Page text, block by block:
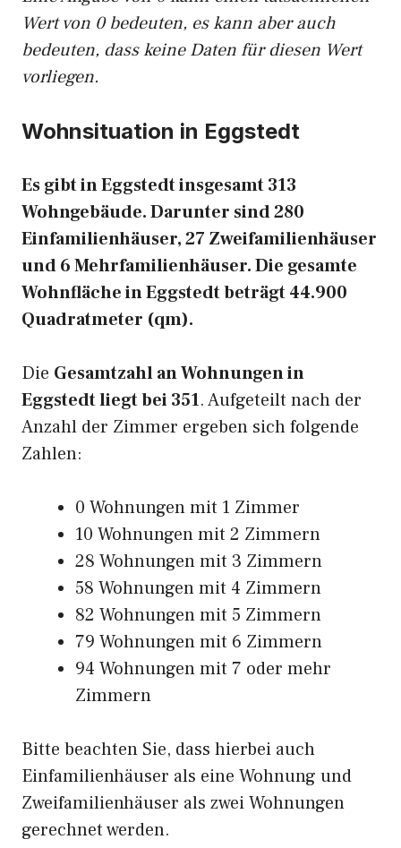
Wert von 0 bedeuten, es kann aber auch
bedeuten, dass keine Daten für diesen Wert
vorliegen.
Wohnsituation in Eggstedt
Es gibt in Eggstedt insgesamt 313
Wohngebäude. Darunter sind 280
Einfamilienhäuser, 27 Zweifamilienhäuser
und 6 Mehrfamilienhäuser. Die gesamte
Wohnfläche in Eggstedt beträgt 44.900
Quadratmeter (qm).
Die Gesamtzahl an Wohnungen in
Eggstedt liegt bei 351. Aufgeteilt nach der
Anzahl der Zimmer ergeben sich folgende
Zahlen:
0 Wohnungen mit 1 Zimmer
10 Wohnungen mit 2 Zimmern
28 Wohnungen mit 3 Zimmern
58 Wohnungen mit 4 Zimmern
82 Wohnungen mit 5 Zimmern
79 Wohnungen mit 6 Zimmern
94 Wohnungen mit 7 oder mehr
Zimmern
Bitte beachten Sie, dass hierbei auch
Einfamilienhäuser als eine Wohnung und
Zweifamilienhäuser als zwei Wohnungen
gerechnet werden.